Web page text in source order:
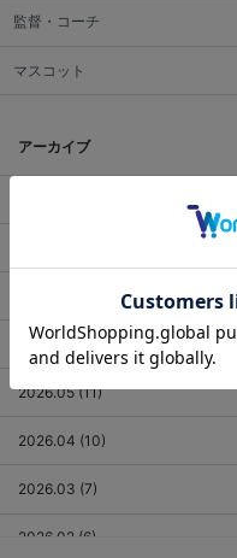
監督・コーチ
マスコット
アーカイブ
2026.06 (12)
2026.05 (11)
2026.04 (10)
2026.03 (7)
2026.02 (6)